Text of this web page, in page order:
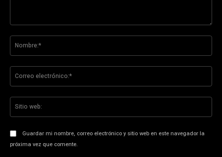
Guardar mi nombre, correo electrónico y sitio web en este navegador la
próxima vez que comente.